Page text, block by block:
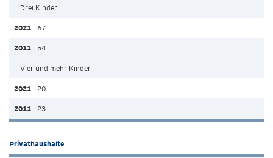
Drei Kinder
67
54
Vier und mehr Kinder
20
23
Privathaushalte